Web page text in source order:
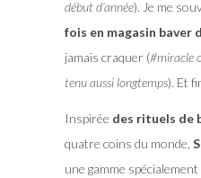
début d’année). Je me
fois en magasin baver
jamais craquer (#miracle
tenu aussi longtemps). Et
Inspirée des rituels de
quatre coins du monde,
une gamme